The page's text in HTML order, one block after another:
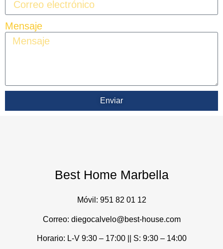
Mensaje
Enviar
Best Home Marbella
Móvil: 951 82 01 12
Correo: diegocalvelo@best-house.com
Horario: L-V 9:30 – 17:00 || S: 9:30 – 14:00